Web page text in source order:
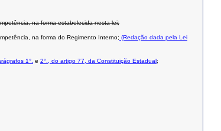
na forma estabelecida nesta lei;
na forma do Regimento Interno; (Redação dada pela Lei
1°. e 2°., do artigo 77, da Constituição Estadual ;